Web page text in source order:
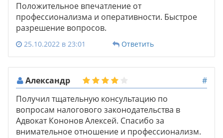
Положительное впечатление от
профессионализма и оперативности. Быстрое
разрешение вопросов.
25.10.2022 в 23:01 Ответить
Александр
#
Получил тщательную консультацию по
вопросам налогового законодательства в
Адвокат Кононов Алексей. Спасибо за
внимательное отношение и профессионализм.